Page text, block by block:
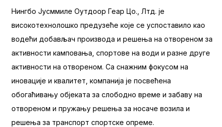
Нингбо Јусммиле Оутдоор Геар Цо., Лтд. је
високотехнолошко предузеће које се успоставило као
водећи добављач производа и решења на отвореном за
активности камповања, спортове на води и разне друге
активности на отвореном. Са снажним фокусом на
иновације и квалитет, компанија је посвећена
обогаћивању објеката за слободно време и забаву на
отвореном и пружању решења за носаче возила и
решења за транспорт спортске опреме.